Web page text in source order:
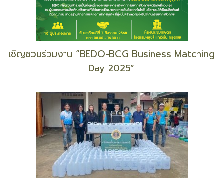
เชิญชวนร่วมงาน “BEDO-BCG Business Matching
Day 2025”